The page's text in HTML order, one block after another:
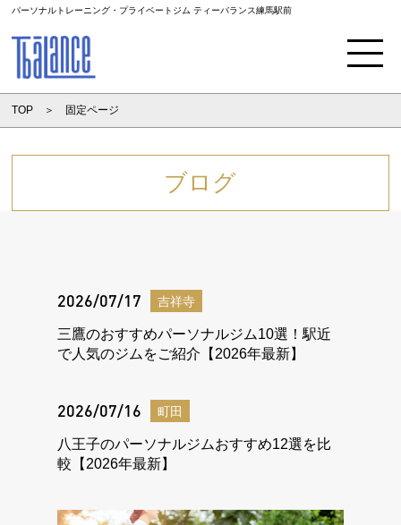
パーソナルトレーニング・プライベートジム ティーバランス練馬駅前
TOP 固定ページ
ブログ
2026/07/17 吉祥寺
三鷹のおすすめパーソナルジム10選！駅近
で人気のジムをご紹介【2026年最新】
2026/07/16 町田
八王子のパーソナルジムおすすめ12選を比
較【2026年最新】